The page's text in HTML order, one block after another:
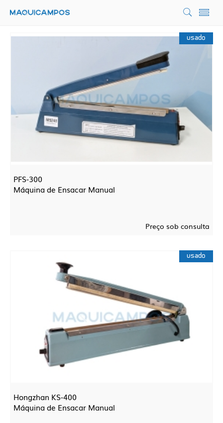
usado
PFS-300
Máquina de Ensacar Manual
Preço sob consulta
usado
Hongzhan KS-400
Máquina de Ensacar Manual